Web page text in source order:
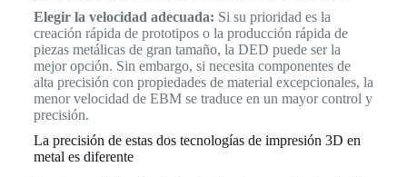
Elegir la velocidad adecuada: Si su prioridad es la
creación rápida de prototipos o la producción rápida de
piezas metálicas de gran tamaño, la DED puede ser la
mejor opción. Sin embargo, si necesita componentes de
alta precisión con propiedades de material excepcionales, la
menor velocidad de EBM se traduce en un mayor control y
precisión.
La precisión de estas dos tecnologías de impresión 3D en
metal es diferente